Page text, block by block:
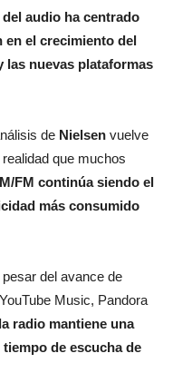
audio ha centrado
en el crecimiento del
las nuevas plataformas
de Nielsen vuelve
que muchos
FM continúa siendo el
más consumido
del avance de
Music, Pandora
la radio mantiene una
de escucha de